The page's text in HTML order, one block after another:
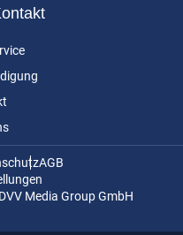
AGB
Media Group GmbH